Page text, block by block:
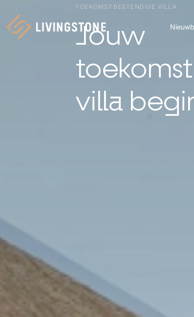
Homepage
TOEKOMSTBESTENDIGE VILLA
Jouw
villa